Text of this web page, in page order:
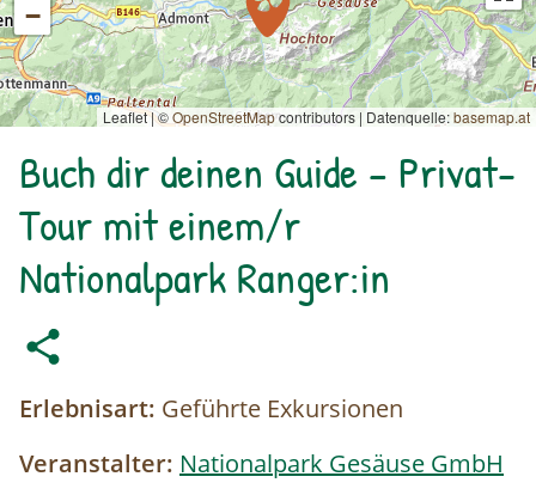
−
Leaflet | ©OpenStreetMapcontributors | Datenquelle:basemap.at
Buch dir deinen Guide – Privat-
Tour mit einem/r
Nationalpark Ranger:in
Erlebnisart: Geführte Exkursionen
Veranstalter: Nationalpark Gesäuse GmbH